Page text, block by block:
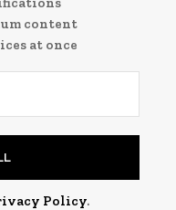
content
at once
Policy.